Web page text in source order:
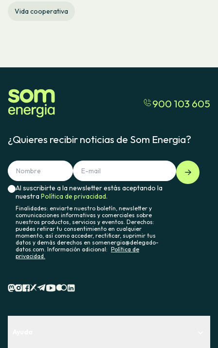
Vida cooperativa
900 103 605
¿Quieres recibir noticias de Som Energia?
Al suscribirte a la newsletter estás aceptando la
nuestraPolítica de privacidad.
Finalidades: enviarte nuestro boletín, newsletter y
comunicaciones informativas y comerciales sobre
nuestros productos, servicios y eventos. Derechos:
puedes retirar tu consentimiento en cualquier
momento, así como acceder, rectificar, suprimir tus
datos y demás derechos en somenergia@delegado-
datos.com. Información adicional: Política de
privacidad.